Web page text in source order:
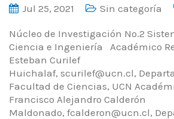
Jul 25, 2021 Sin categoría
Núcleo de Investigación No.2
Ciencia e Ingeniería Académico
Esteban Curilef
Huichalaf, scurilef@ucn.cl,
Facultad de Ciencias, UCN
Francisco Alejandro Calderón
Maldonado, fcalderon@ucn.cl,